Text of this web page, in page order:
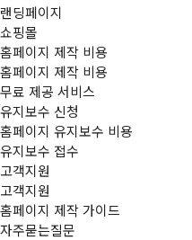
랜딩페이지
쇼핑몰
홈페이지 제작 비용
홈페이지 제작 비용
무료 제공 서비스
유지보수 신청
홈페이지 유지보수 비용
유지보수 접수
고객지원
고객지원
홈페이지 제작 가이드
자주묻는질문